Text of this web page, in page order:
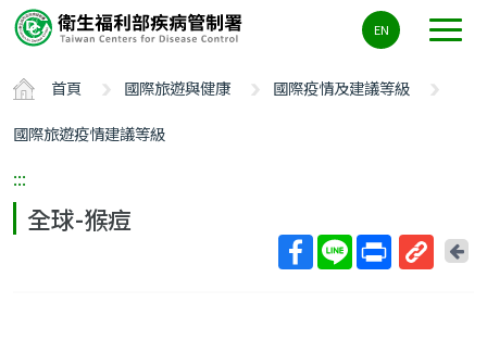
要
容
ALT+C
EN
首頁 國際旅遊與健康
國際疫情及建議等級
國際旅遊疫情建議等級
:::
全球-猴痘
回